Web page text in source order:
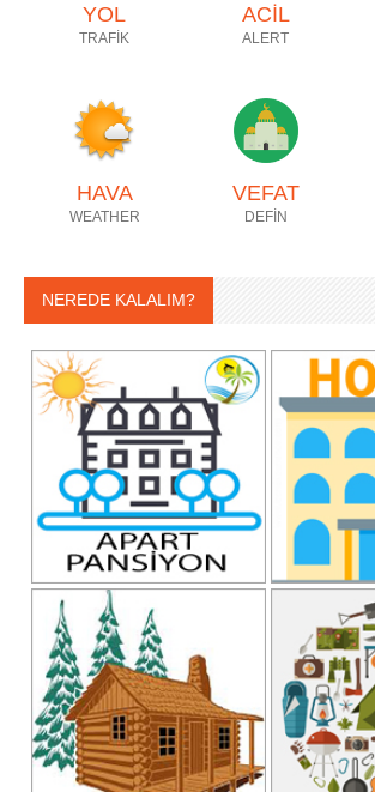
YOL
TRAFİK
ACİL
ALERT
HAVA
WEATHER
VEFAT
DEFİN
NEREDE KALALIM?